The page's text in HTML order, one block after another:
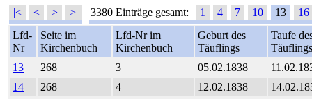
|< < > >| 3380 Einträge gesamt: 1 4 7 10 13
16
Lfd-
Nr
Seite im
Kirchenbuch
Lfd-Nr im
Kirchenbuch
Geburt des
Täuflings
Taufe
Täuflings
13
268 3 05.02.1838
14
268 4 12.02.1838